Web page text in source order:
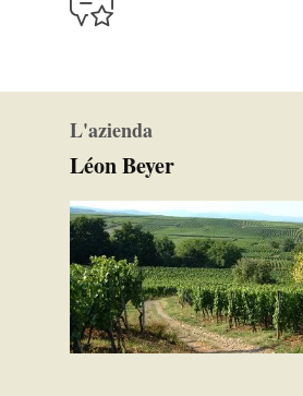
L'azienda
Léon Beyer